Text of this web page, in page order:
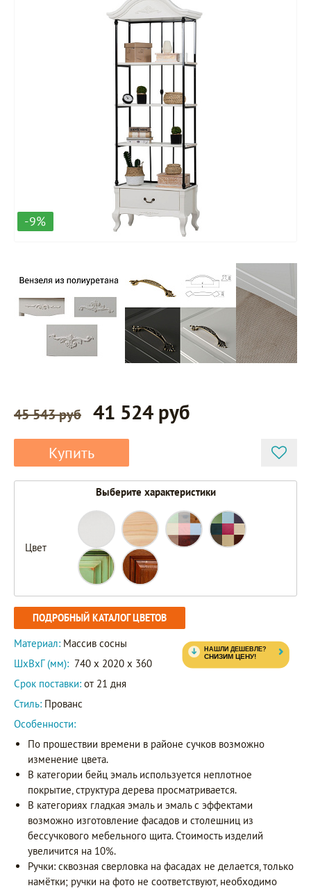
-9%
45 543 руб 41 524 руб
Купить
Выберите характеристики
Цвет
ПОДРОБНЫЙ КАТАЛОГ ЦВЕТОВ
Материал: Массив сосны
ШxВxГ (мм): 740 x 2020 x 360
Срок поставки: от 21 дня
Стиль: Прованс
Особенности:
По прошествии времени в районе сучков возможно
изменение цвета.
В категории бейц эмаль используется неплотное
покрытие, структура дерева просматривается.
В категориях гладкая эмаль и эмаль с эффектами
возможно изготовление фасадов и столешниц из
бессучкового мебельного щита. Стоимость изделий
увеличится на 10%.
Ручки: сквозная сверловка на фасадах не делается, только
намётки; ручки на фото не соответствуют, необходимо